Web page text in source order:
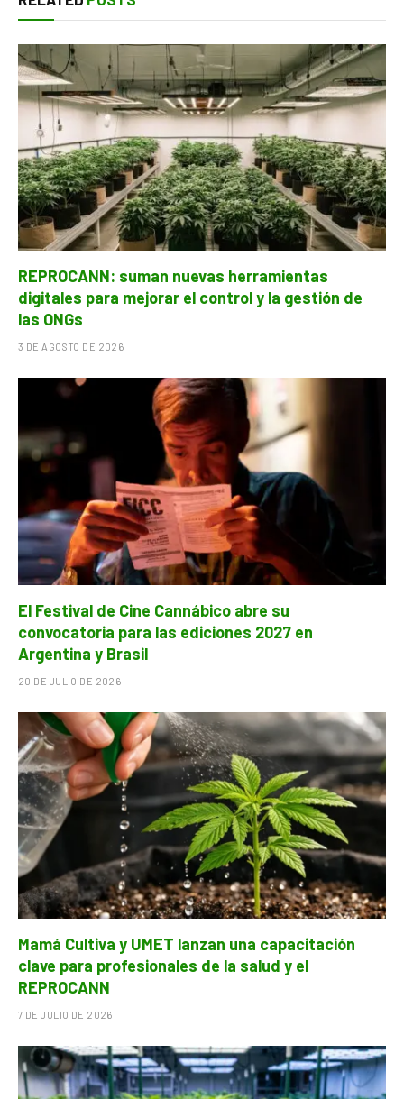
REPROCANN: suman nuevas herramientas
digitales para mejorar el control y la gestión de
las ONGs
3 DE AGOSTO DE 2026
El Festival de Cine Cannábico abre su
convocatoria para las ediciones 2027 en
Argentina y Brasil
20 DE JULIO DE 2026
Mamá Cultiva y UMET lanzan una capacitación
clave para profesionales de la salud y el
REPROCANN
7 DE JULIO DE 2026